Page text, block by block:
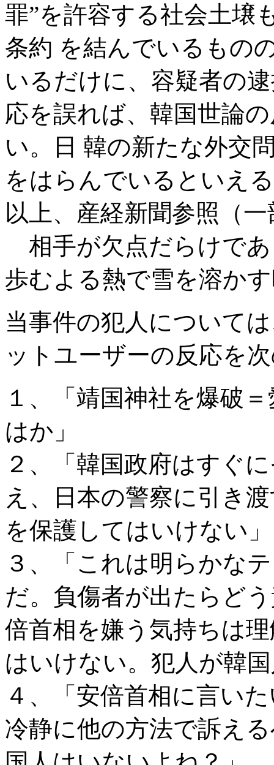
罪”を許容する社会土壌
条約 を結んでいるもの
いるだけに、容疑者の
応を誤れば、韓国世論
い。日 韓の新たな外交
をはらんでいるといえ
以上、産経新聞参照（
相手が欠点だらけで
歩むよる熱で雪を溶か
当事件の犯人について
ットユーザーの反応を
１、「靖国神社を爆破
はか」
２、「韓国政府はすぐ
え、日本の警察に引き
を保護してはいけない」
３、「これは明らかな
だ。負傷者が出たらど
倍首相を嫌う気持ちは
はいけない。犯人が韓
４、「安倍首相に言い
冷静に他の方法で訴え